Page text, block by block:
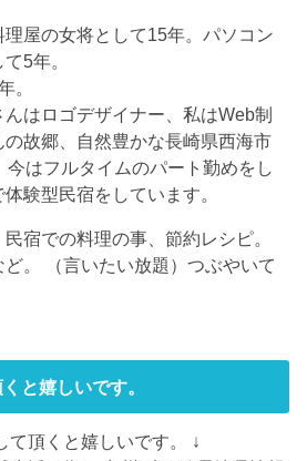
屋の女将として15年。パソコン
5年。
。
はロゴデザイナー、私はWeb制
故郷、自然豊かな長崎県西海市
はフルタイムのパート勤めをし
験型民宿をしています。
宿での料理の事、節約レシピ。
。 （言いたい放題）つぶやいて
と嬉しいです。
て頂くと嬉しいです。 ↓